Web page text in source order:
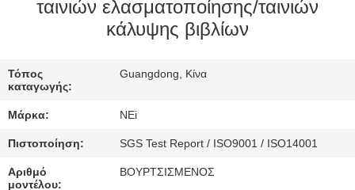
ΕΡΓΟΣΤΑΣΊΩΝ
ΈΛΕΓΧΟΣ
ΕΛΆΤΕ
ΣΕ
ταινιών ελασματοποίησης/ταινιών
κάλυψης βιβλίων
Τόπος
καταγωγής:
Guangdong, Κίνα
Μάρκα: NEi
Πιστοποίηση: SGS Test Report / ISO9001 / ISO14001
Αριθμό
μοντέλου:
ΒΟΥΡΤΣΙΣΜΕΝΟΣ